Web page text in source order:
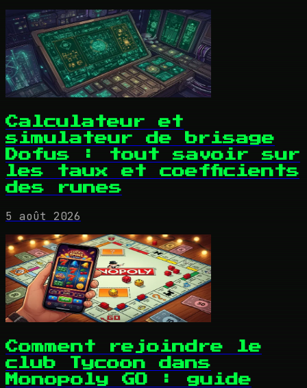
Calculateur et
simulateur de brisage
Dofus : tout savoir sur
les taux et coefficients
des runes
5 août 2026
Comment rejoindre le
club Tycoon dans
Monopoly GO : guide